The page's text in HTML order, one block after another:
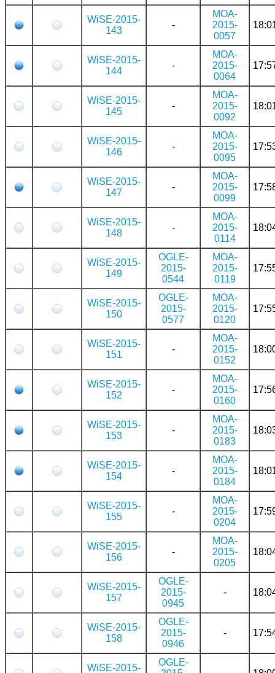
WiSE-2015-
143
-
MOA-
2015-
0057
WiSE-2015-
144
-
MOA-
2015-
0064
WiSE-2015-
145
-
MOA-
2015-
0092
WiSE-2015-
146
-
MOA-
2015-
0095
WiSE-2015-
147
-
MOA-
2015-
0099
WiSE-2015-
148
-
MOA-
2015-
0114
WiSE-2015-
149
OGLE-
2015-
0544
MOA-
2015-
0119
WiSE-2015-
150
OGLE-
2015-
0577
MOA-
2015-
0120
WiSE-2015-
151
-
MOA-
2015-
0152
WiSE-2015-
152
-
MOA-
2015-
0160
WiSE-2015-
153
-
MOA-
2015-
0183
WiSE-2015-
154
-
MOA-
2015-
0184
WiSE-2015-
155
-
MOA-
2015-
0204
WiSE-2015-
156
-
MOA-
2015-
0205
WiSE-2015-
157
OGLE-
2015-
0945
-
WiSE-2015-
158
OGLE-
2015-
0946
-
WiSE-2015-
OGLE-